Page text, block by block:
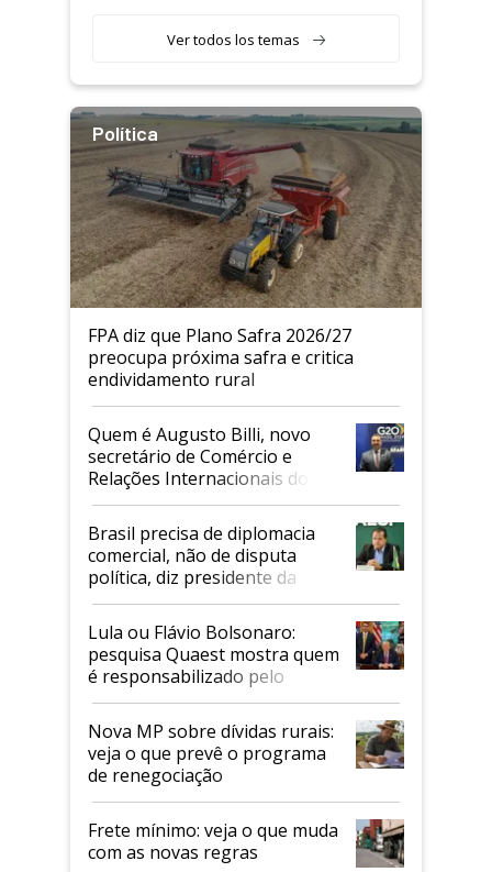
Ver todos los temas
Política
FPA diz que Plano Safra 2026/27
preocupa próxima safra e critica
endividamento rural
Quem é Augusto Billi, novo
secretário de Comércio e
Relações Internacionais do
Mapa
Brasil precisa de diplomacia
comercial, não de disputa
política, diz presidente da
Faesp
Lula ou Flávio Bolsonaro:
pesquisa Quaest mostra quem
é responsabilizado pelo
tarifaço dos EUA
Nova MP sobre dívidas rurais:
veja o que prevê o programa
de renegociação
Frete mínimo: veja o que muda
com as novas regras